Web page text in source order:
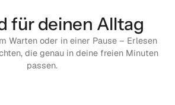
für deinen Alltag
Warten oder in einer Pause – Erlesen
die genau in deine freien Minuten
passen.